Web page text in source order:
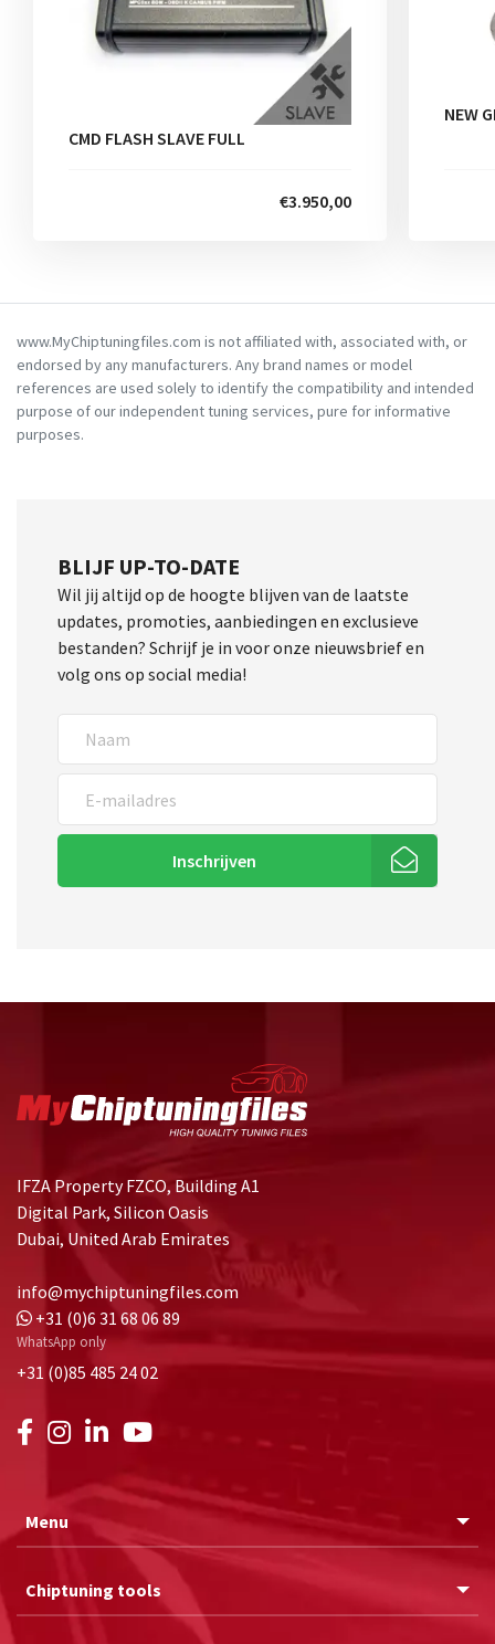
CMD FLASH SLAVE FULL
€3.950,00
NEW
www.MyChiptuningfiles.com is not affiliated with, associated with, or
endorsed by any manufacturers. Any brand names or model
references are used solely to identify the compatibility and intended
purpose of our independent tuning services, pure for informative
purposes.
BLIJF UP-TO-DATE
Wil jij altijd op de hoogte blijven van de laatste
updates, promoties, aanbiedingen en exclusieve
bestanden? Schrijf je in voor onze nieuwsbrief en
volg ons op social media!
Inschrijven
IFZA Property FZCO, Building A1
Digital Park, Silicon Oasis
Dubai, United Arab Emirates
info@mychiptuningfiles.com
+31 (0)6 31 68 06 89
WhatsApp only
+31 (0)85 485 24 02
Menu
Chiptuning tools